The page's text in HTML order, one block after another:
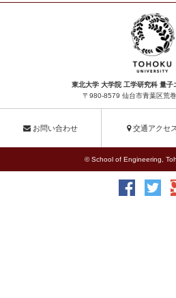
東北大学 大学院 工学研究科 量子
〒980-8579 仙台市青葉区荒
お問い合わせ 交通アクセス
© School of Engineering,